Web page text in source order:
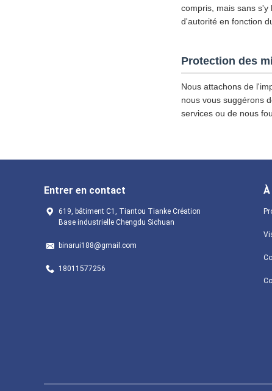
compris, mais sans s'y
d'autorité en fonction
Protection des
Nous attachons de
nous vous suggérons
services ou de nous
Entrer en contact
619, bâtiment C1, Tiantou Tianke Création
Base industrielle Chengdu Sichuan
binarui188@gmail.com
18011577256